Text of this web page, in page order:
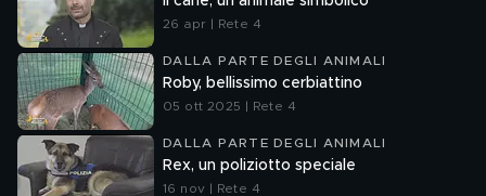
26 apr | Rete 4
DALLA PARTE DEGLI ANIMALI
Roby, bellissimo cerbiattino
05 ott 2025 | Rete 4
DALLA PARTE DEGLI ANIMALI
Rex, un poliziotto speciale
16 nov | Rete 4